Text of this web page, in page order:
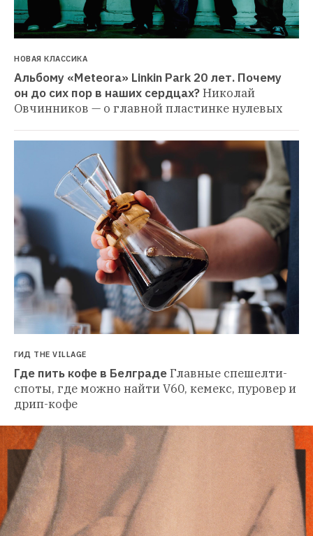
НОВАЯ КЛАССИКА
Альбому «Meteora» Linkin Park 20 лет. Почему
он до сих пор в наших сердцах?Николай
Овчинников — о главной пластинке нулевых
ГИД THE VILLAGE
Где пить кофе в БелградеГлавные спешелти-
споты, где можно найти V60, кемекс, пуровер и
дрип-кофе